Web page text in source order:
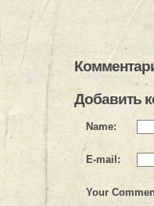
Добавить
Name:
E-mail:
Your